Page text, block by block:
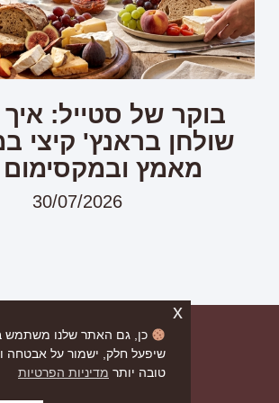
בוקר של סטייל:
שולחן בראנץ' קיצי
מאמץ
30/07/2026
כן, גם האתר שלנו משתמש
שיפעל חלק, ישמור על אבטחה
טובה יותר מדיניות הפרטיות
x